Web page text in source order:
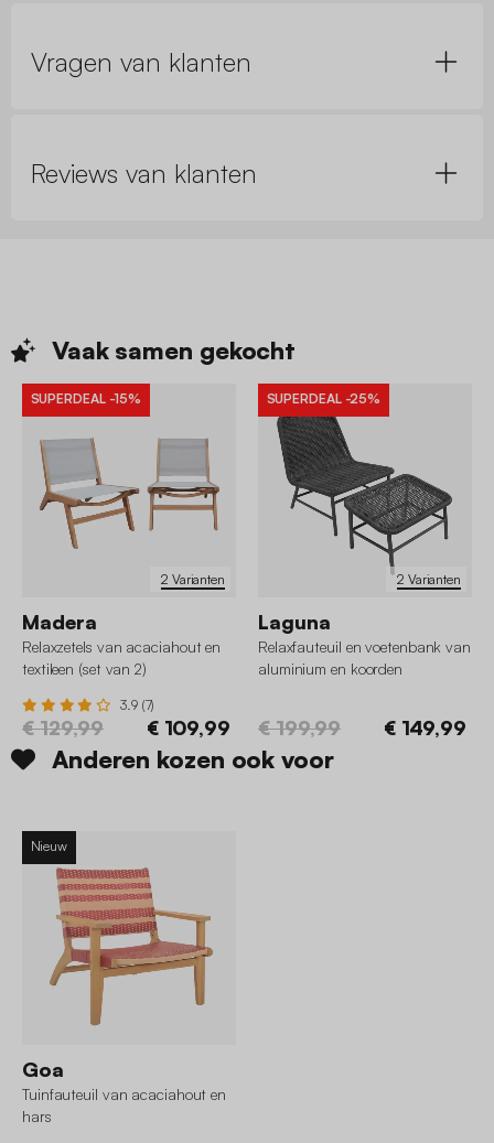
Vragen van klanten
Reviews van klanten
Vaak samen gekocht
2 Varianten
SUPERDEAL -15%
Madera
Relaxzetels van acaciahout en
textileen (set van 2)
3.9 (7)
€ 129,99 € 109,99
2 Varianten
SUPERDEAL -25%
Laguna
Relaxfauteuil en voetenbank van
aluminium en koorden
€ 199,99 € 149,99
Anderen kozen ook voor
Nieuw
Goa
Tuinfauteuil van acaciahout en
hars